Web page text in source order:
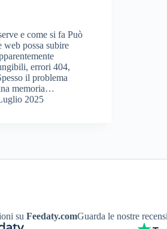
e come si fa Può
web possa subire
errori 404,
il problema
memoria…
2025
suFeedaty.comGuarda le nostre